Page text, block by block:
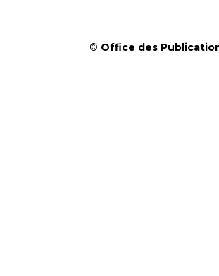
© Office des